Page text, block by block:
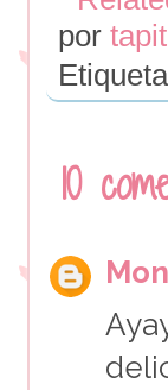
por
10